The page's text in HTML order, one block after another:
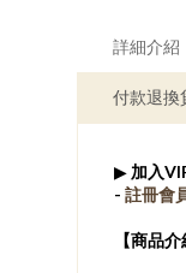
詳細介紹
付款退換
▶ 加入
- 註冊會
【商品介